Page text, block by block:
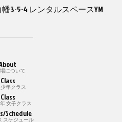
3-5-4 レンタルスペースYM
について
Class
年クラス
Class
女子クラス
Schedule
スケジュール